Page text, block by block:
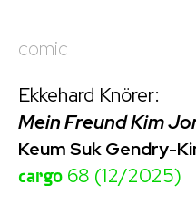
comic
Ekkehard Knörer:
Mein Freund Kim
Keum Suk Gendry-
cargo 68 (12/2025)